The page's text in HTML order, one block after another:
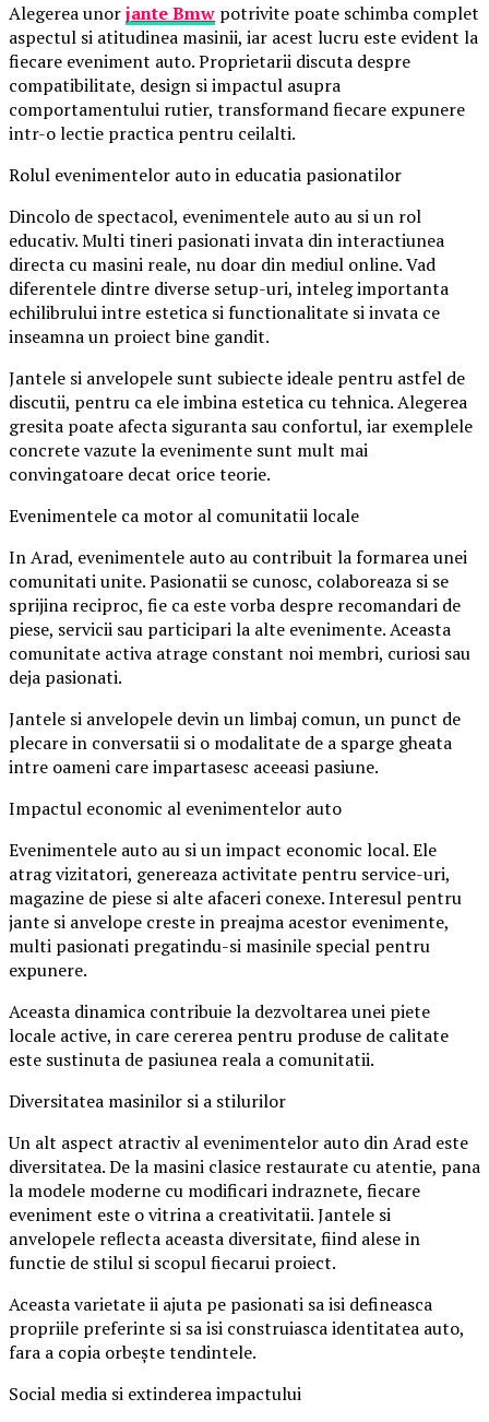
Alegerea unorjante Bmw potrivite poate schimba complet
aspectul si atitudinea masinii, iar acest lucru este evident la
fiecare eveniment auto. Proprietarii discuta despre
compatibilitate, design si impactul asupra
comportamentului rutier, transformand fiecare expunere
intr-o lectie practica pentru ceilalti.
Rolul evenimentelor auto in educatia pasionatilor
Dincolo de spectacol, evenimentele auto au si un rol
educativ. Multi tineri pasionati invata din interactiunea
directa cu masini reale, nu doar din mediul online. Vad
diferentele dintre diverse setup-uri, inteleg importanta
echilibrului intre estetica si functionalitate si invata ce
inseamna un proiect bine gandit.
Jantele si anvelopele sunt subiecte ideale pentru astfel de
discutii, pentru ca ele imbina estetica cu tehnica. Alegerea
gresita poate afecta siguranta sau confortul, iar exemplele
concrete vazute la evenimente sunt mult mai
convingatoare decat orice teorie.
Evenimentele ca motor al comunitatii locale
In Arad, evenimentele auto au contribuit la formarea unei
comunitati unite. Pasionatii se cunosc, colaboreaza si se
sprijina reciproc, fie ca este vorba despre recomandari de
piese, servicii sau participari la alte evenimente. Aceasta
comunitate activa atrage constant noi membri, curiosi sau
deja pasionati.
Jantele si anvelopele devin un limbaj comun, un punct de
plecare in conversatii si o modalitate de a sparge gheata
intre oameni care impartasesc aceeasi pasiune.
Impactul economic al evenimentelor auto
Evenimentele auto au si un impact economic local. Ele
atrag vizitatori, genereaza activitate pentru service-uri,
magazine de piese si alte afaceri conexe. Interesul pentru
jante si anvelope creste in preajma acestor evenimente,
multi pasionati pregatindu-si masinile special pentru
expunere.
Aceasta dinamica contribuie la dezvoltarea unei piete
locale active, in care cererea pentru produse de calitate
este sustinuta de pasiunea reala a comunitatii.
Diversitatea masinilor si a stilurilor
Un alt aspect atractiv al evenimentelor auto din Arad este
diversitatea. De la masini clasice restaurate cu atentie, pana
la modele moderne cu modificari indraznete, fiecare
eveniment este o vitrina a creativitatii. Jantele si
anvelopele reflecta aceasta diversitate, fiind alese in
functie de stilul si scopul fiecarui proiect.
Aceasta varietate ii ajuta pe pasionati sa isi defineasca
propriile preferinte si sa isi construiasca identitatea auto,
fara a copia orbește tendintele.
Social media si extinderea impactului